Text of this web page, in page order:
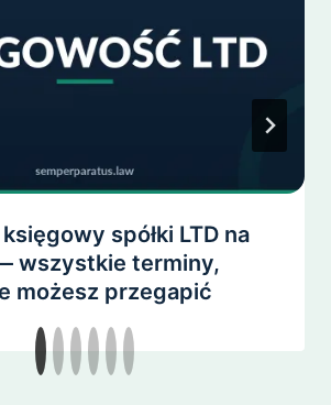
spółki LTD na
wszystkie terminy,
możesz przegapić